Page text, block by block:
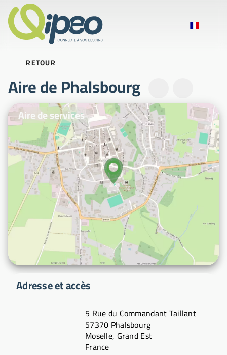
RETOUR
Aire de Phalsbourg
Photos d'illustration
Aire de services
Adresse et accès
5 Rue du Commandant Taillant
57370 Phalsbourg
Moselle, Grand Est
France